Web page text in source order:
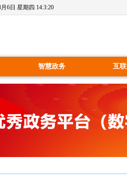
6日 星期四 14:3:20
智慧政务 互